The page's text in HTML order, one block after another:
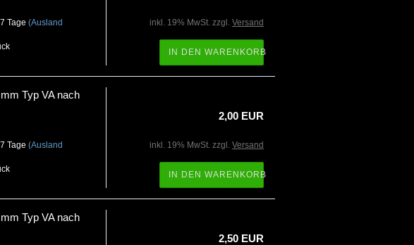
Tage (Ausland
inkl. 19% MwSt. zzgl. Versand
IN DEN WARENKORB
Typ VA nach
Tage (Ausland
2,00 EUR
inkl. 19% MwSt. zzgl. Versand
IN DEN WARENKORB
Typ VA nach
2,50 EUR